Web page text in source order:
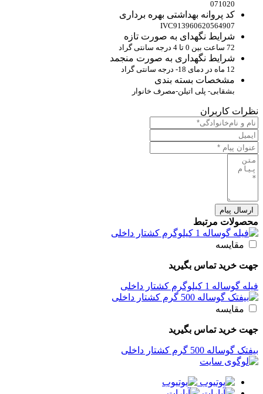
071020
کد پروانه بهداشتی بهره برداری
IVC913960620564907
شرایط نگهدای به صورت تازه
72 ساعت بین 0 تا 4 درجه سانتی گراد
شرایط نگهداری به صورت منجمد
12 ماه در دمای 18- درجه سانتی گراد
مشخصات بسته بندی
بشقابی- پلی اتیلن-مصرف خانوار
نظرات کاربران
ارسال پیام
محصولات مرتبط
مقایسه
جهت خرید تماس بگیرید
فیله گوساله 1 کیلوگرم کشتار داخلی
مقایسه
جهت خرید تماس بگیرید
بیفتک گوساله 500 گرم کشتار داخلی